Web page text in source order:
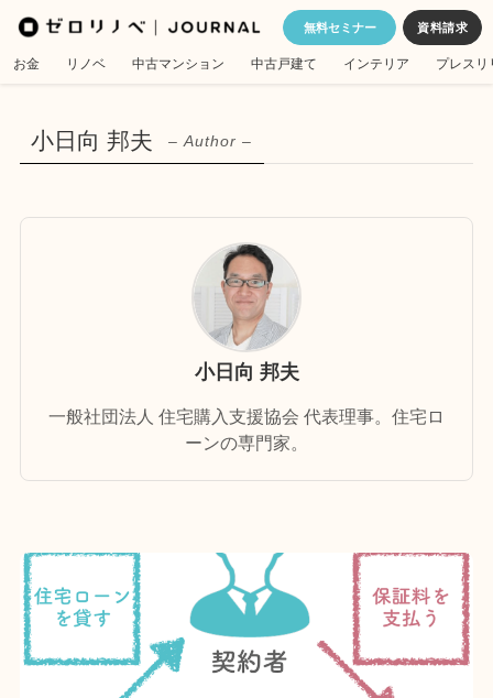
無料セミナー
お金 リノベ 中古マンション 中古戸建て インテリア プレスリ
小日向 邦夫 – Author –
小日向 邦夫
一般社団法人 住宅購入支援協会 代表理事。住宅ロ
ーンの専門家。